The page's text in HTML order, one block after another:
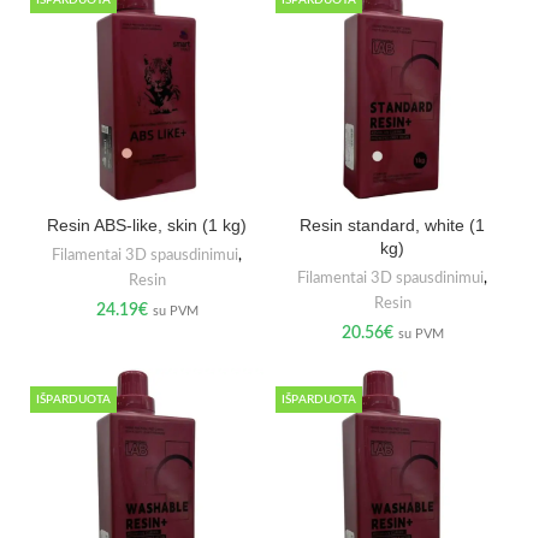
Resin ABS-like, skin (1 kg)
Filamentai 3D spausdinimui,
Resin
24.19€ su PVM
Resin standard, white (1
kg)
Filamentai 3D spausdinimui,
Resin
20.56€ su PVM
IŠPARDUOTA IŠPARDUOTA